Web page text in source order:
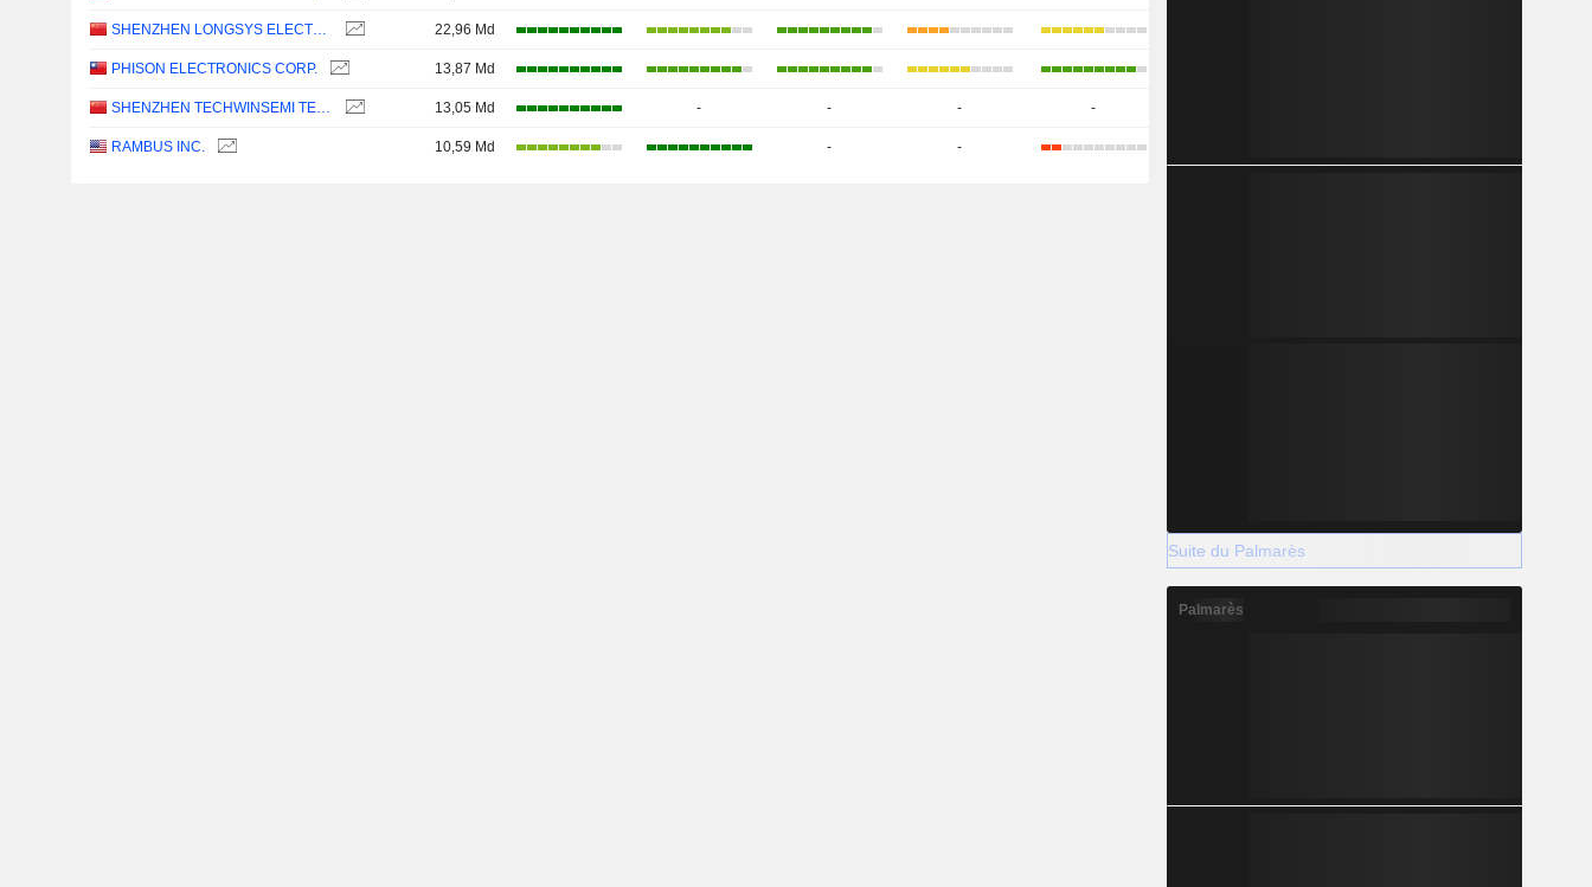
SHENZHEN LONGSYS ELECTRONICS CO., LTD. 22,96 Md
PHISON ELECTRONICS CORP. 13,87 Md
SHENZHEN TECHWINSEMI TECHNOLOGY CO., LTD. 13,05 Md - - - -
RAMBUS INC. 10,59 Md - -
Suite du Palmarès
Palmarès